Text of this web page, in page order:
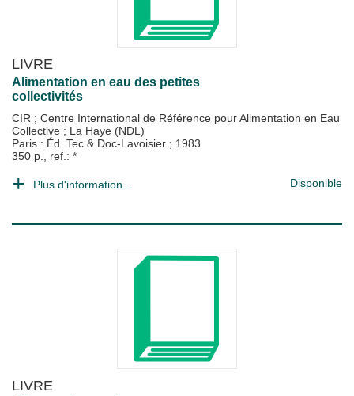
LIVRE
Alimentation en eau des petites
collectivités
CIR ; Centre International de Référence pour Alimentation en Eau
Collective ; La Haye (NDL)
Paris : Éd. Tec & Doc-Lavoisier ; 1983
350 p., ref.: *
Plus d'information... Disponible
LIVRE